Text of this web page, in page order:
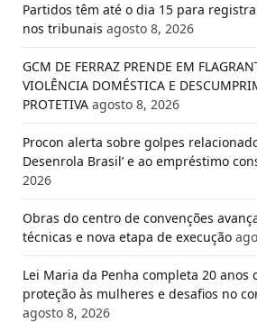
Partidos têm até o dia 15 para
nos tribunais agosto 8, 2026
GCM DE FERRAZ PRENDE EM
VIOLÊNCIA DOMÉSTICA E
PROTETIVA agosto 8, 2026
Procon alerta sobre golpes
Desenrola Brasil’ e ao empréstimo
2026
Obras do centro de convenções
técnicas e nova etapa de execução
Lei Maria da Penha completa 20 anos
proteção às mulheres e desafios no
agosto 8, 2026